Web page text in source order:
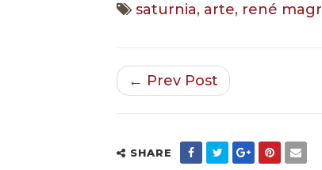
saturnia, arte, rené
← Prev Post
SHARE